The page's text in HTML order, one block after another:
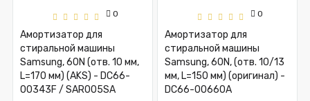
0
Амортизатор для
стиральной машины
Samsung, 60N (отв. 10 мм,
L=170 мм) (AKS) - DC66-
00343F / SAR005SA
0
Амортизатор для
стиральной машины
Samsung, 60N, (отв. 10/13
мм, L=150 мм) (оригинал) -
DC66-00660A